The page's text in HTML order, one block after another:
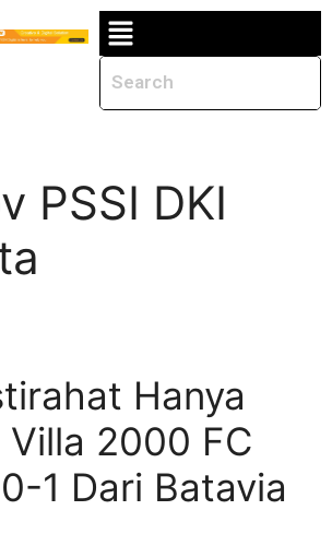
PSSI DKI
Hanya
Villa 2000 FC
1 Dari Batavia